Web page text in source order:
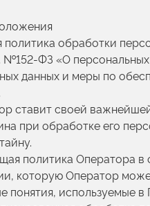
обработки
№152-ФЗ «О
данных и меры по
ставит своей
при обработке его
политика Оператора
которую Оператор
понятия, используемые в